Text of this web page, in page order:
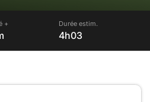
+ Durée estim.
4h03